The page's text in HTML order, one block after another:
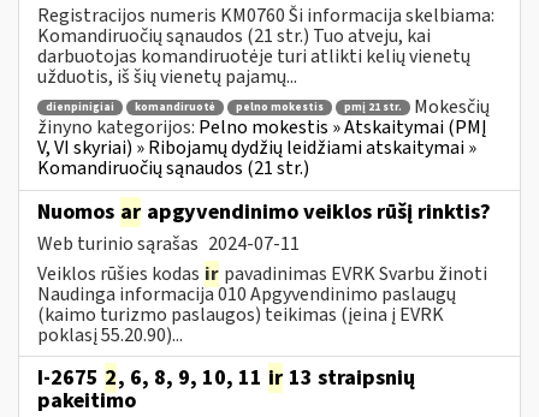
Registracijos numeris KM0760 Ši informacija skelbiama:
Komandiruočių sąnaudos (21 str.) Tuo atveju, kai
darbuotojas komandiruotėje turi atlikti kelių vienetų
užduotis, iš šių vienetų pajamų...
dienpinigiai komandiruotė pelno mokestis pmį 21 str.
Mokesčių
žinyno kategorijos: Pelno mokestis » Atskaitymai (PMĮ
V, VI skyriai) » Ribojamų dydžių leidžiami atskaitymai »
Komandiruočių sąnaudos (21 str.)
Nuomos ar apgyvendinimo veiklos rūšį rinktis?
Web turinio sąrašas 2024-07-11
Veiklos rūšies kodas ir pavadinimas EVRK Svarbu žinoti
Naudinga informacija 010 Apgyvendinimo paslaugų
(kaimo turizmo paslaugos) teikimas (įeina į EVRK
poklasį 55.20.90)...
I-2675 2, 6, 8, 9, 10, 11 ir 13 straipsnių
pakeitimo